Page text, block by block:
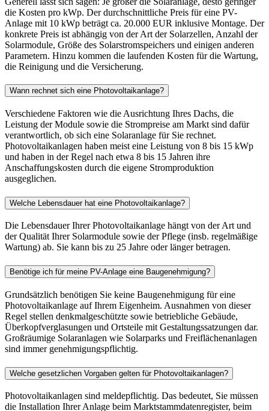
die Kosten pro kWp. Der durchschnittliche Preis für eine PV-
Anlage mit 10 kWp beträgt ca. 20.000 EUR inklusive Montage. Der
konkrete Preis ist abhängig von der Art der Solarzellen, Anzahl der
Solarmodule, Größe des Solarstromspeichers und einigen anderen
Parametern. Hinzu kommen die laufenden Kosten für die Wartung,
die Reinigung und die Versicherung.
Wann rechnet sich eine Photovoltaikanlage?
Verschiedene Faktoren wie die Ausrichtung Ihres Dachs, die
Leistung der Module sowie die Strompreise am Markt sind dafür
verantwortlich, ob sich eine Solaranlage für Sie rechnet.
Photovoltaikanlagen haben meist eine Leistung von 8 bis 15 kWp
und haben in der Regel nach etwa 8 bis 15 Jahren ihre
Anschaffungskosten durch die eigene Stromproduktion
ausgeglichen.
Welche Lebensdauer hat eine Photovoltaikanlage?
Die Lebensdauer Ihrer Photovoltaikanlage hängt von der Art und
der Qualität Ihrer Solarmodule sowie der Pflege (insb. regelmäßige
Wartung) ab. Sie kann bis zu 25 Jahre oder länger betragen.
Benötige ich für meine PV-Anlage eine Baugenehmigung?
Grundsätzlich benötigen Sie keine Baugenehmigung für eine
Photovoltaikanlage auf Ihrem Eigenheim. Ausnahmen von dieser
Regel stellen denkmalgeschützte sowie betriebliche Gebäude,
Überkopfverglasungen und Ortsteile mit Gestaltungssatzungen dar.
Großräumige Solaranlagen wie Solarparks und Freiflächenanlagen
sind immer genehmigungspflichtig.
Welche gesetzlichen Vorgaben gelten für Photovoltaikanlagen?
Photovoltaikanlagen sind meldepflichtig. Das bedeutet, Sie müssen
die Installation Ihrer Anlage beim Marktstammdatenregister, beim